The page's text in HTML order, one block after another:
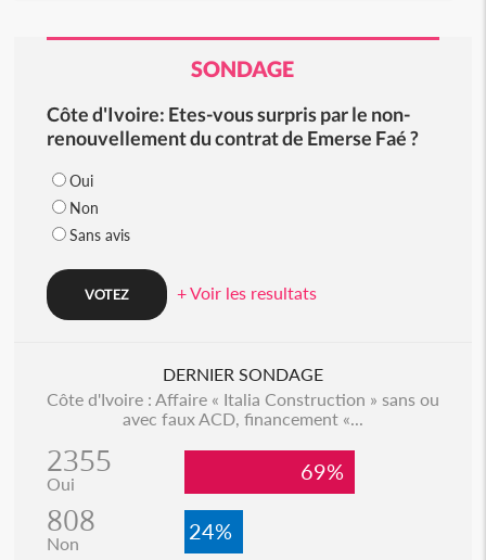
SONDAGE
Côte d'Ivoire: Etes-vous surpris par le non-
renouvellement du contrat de Emerse Faé ?
Oui
Non
Sans avis
+ Voir les resultats
DERNIER SONDAGE
Côte d'Ivoire : Affaire « Italia Construction » sans ou
avec faux ACD, financement «...
2355
Oui 69%
808
Non 24%